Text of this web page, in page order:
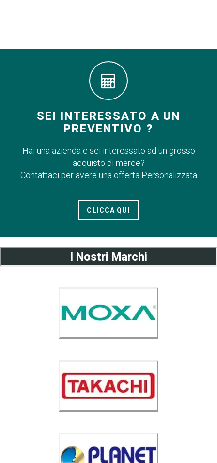
SEI INTERESSATO A UN
PREVENTIVO ?
Hai una azienda e sei interessato ad un grosso
acquisto di merce?
Contattaci per avere una offerta Personalizzata
CLICCA QUI
I Nostri Marchi